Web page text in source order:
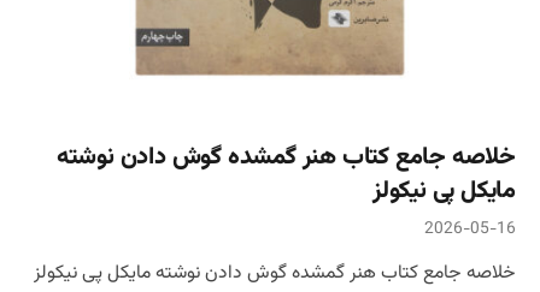
خلاصه جامع کتاب هنر گمشده گوش دادن نوشته
مایکل پی نیکولز
2026-05-16
خلاصه جامع کتاب هنر گمشده گوش دادن نوشته مایکل پی نیکولز